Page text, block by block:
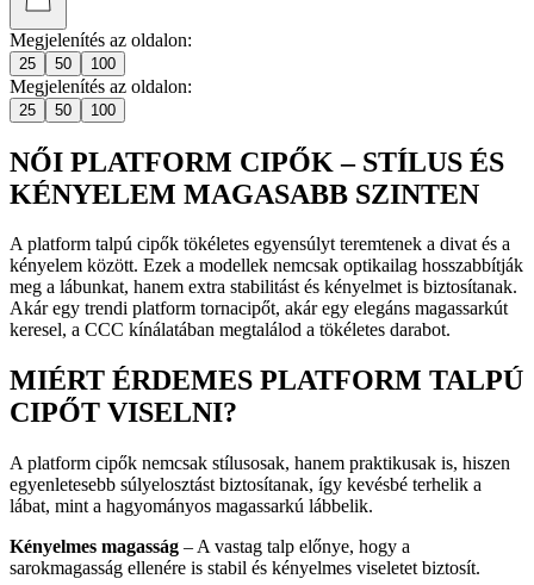
Megjelenítés az oldalon:
25 50 100
Megjelenítés az oldalon:
25 50 100
NŐI PLATFORM CIPŐK – STÍLUS ÉS
KÉNYELEM MAGASABB SZINTEN
A platform talpú cipők tökéletes egyensúlyt teremtenek a divat és a
kényelem között. Ezek a modellek nemcsak optikailag hosszabbítják
meg a lábunkat, hanem extra stabilitást és kényelmet is biztosítanak.
Akár egy trendi platform tornacipőt, akár egy elegáns magassarkút
keresel, a CCC kínálatában megtalálod a tökéletes darabot.
MIÉRT ÉRDEMES PLATFORM TALPÚ
CIPŐT VISELNI?
A platform cipők nemcsak stílusosak, hanem praktikusak is, hiszen
egyenletesebb súlyelosztást biztosítanak, így kevésbé terhelik a
lábat, mint a hagyományos magassarkú lábbelik.
Kényelmes magasság – A vastag talp előnye, hogy a
sarokmagasság ellenére is stabil és kényelmes viseletet biztosít.